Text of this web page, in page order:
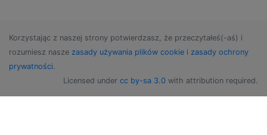
Korzystając z naszej strony potwierdzasz, że przeczytałeś(-aś) i
rozumiesz nasze zasady używania plików cookie i zasady ochrony
prywatności.
Licensed under cc by-sa 3.0 with attribution required.